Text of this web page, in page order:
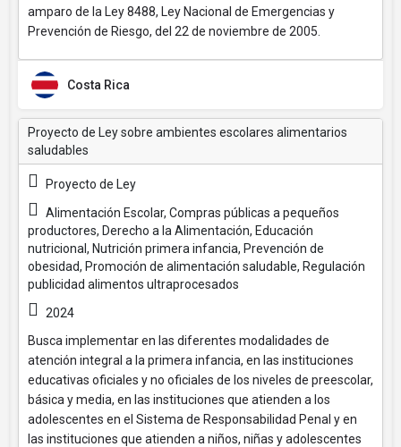
amparo de la Ley 8488, Ley Nacional de Emergencias y
Prevención de Riesgo, del 22 de noviembre de 2005.
Costa Rica
Proyecto de Ley sobre ambientes escolares alimentarios
saludables
Proyecto de Ley
Alimentación Escolar, Compras públicas a pequeños
productores, Derecho a la Alimentación, Educación
nutricional, Nutrición primera infancia, Prevención de
obesidad, Promoción de alimentación saludable, Regulación
publicidad alimentos ultraprocesados
2024
Busca implementar en las diferentes modalidades de
atención integral a la primera infancia, en las instituciones
educativas oficiales y no oficiales de los niveles de preescolar,
básica y media, en las instituciones que atienden a los
adolescentes en el Sistema de Responsabilidad Penal y en
las instituciones que atienden a niños, niñas y adolescentes